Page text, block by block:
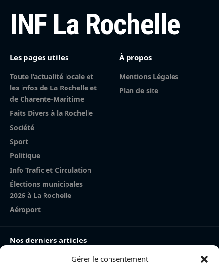
Gérer le consentement
INF La Rochelle
Les pages utiles
Toute l’actualité locale et
les infos de La Rochelle et
de Charente-Maritime
Faits Divers à la Rochelle
Société
Sport
Politique
Info Trafic et Circulation
Élections municipales
2026 à La Rochelle
Aéroport
À propos
Mentions Légales
Plan de site
Nos derniers articles
Charente-Maritime : la directrice de la police nationale,